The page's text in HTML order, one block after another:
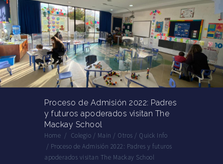
Proceso de Admisión 2022: Padres
y futuros apoderados visitan The
Mackay School
Home / Colegio / Main / Otros / Quick Info
/ Proceso de Admisión 2022: Padres y futuros
apoderados visitan The Mackay School